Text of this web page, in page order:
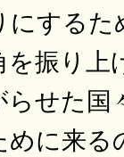
にするた
を振り上
らせた国
めに来る